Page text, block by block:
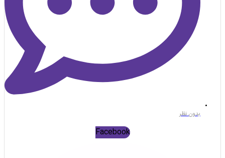
Facebook